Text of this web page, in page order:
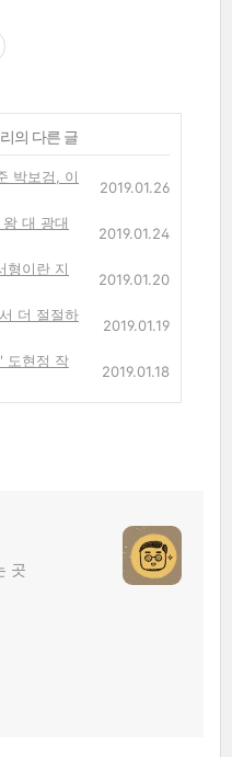
의 다른 글
박보검, 이
2019.01.26
대 광대
2019.01.24
형이란 지
2019.01.20
더 절절하
2019.01.19
도현정 작
2019.01.18
곳